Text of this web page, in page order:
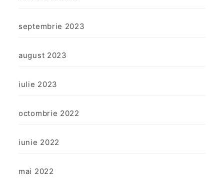
septembrie 2023
august 2023
iulie 2023
octombrie 2022
iunie 2022
mai 2022